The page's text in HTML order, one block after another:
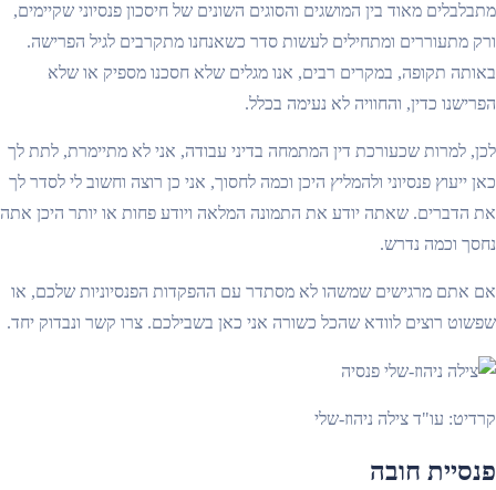
מתבלבלים מאוד בין המושגים והסוגים השונים של חיסכון פנסיוני שקיימים,
ורק מתעוררים ומתחילים לעשות סדר כשאנחנו מתקרבים לגיל הפרישה.
באותה תקופה, במקרים רבים, אנו מגלים שלא חסכנו מספיק או שלא
הפרישנו כדין, והחוויה לא נעימה בכלל.
לכן, למרות שכעורכת דין המתמחה בדיני עבודה, אני לא מתיימרת, לתת לך
כאן ייעוץ פנסיוני ולהמליץ ​​היכן וכמה לחסוך, אני כן רוצה וחשוב לי לסדר לך
את הדברים. שאתה יודע את התמונה המלאה ויודע פחות או יותר היכן אתה
נחסך וכמה נדרש.
אם אתם מרגישים שמשהו לא מסתדר עם ההפקדות הפנסיוניות שלכם, או
שפשוט רוצים לוודא שהכל כשורה אני כאן בשבילכם. צרו קשר ונבדוק יחד.
קרדיט: עו"ד צילה ניהוז-שלי
פנסיית חובה